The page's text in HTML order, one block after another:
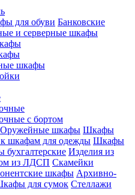
для обуви Банковские
и серверные шкафы
шкафы
с бортом
Оружейные шкафы Шкафы
шкафам для одежды Шкафы
Изделия из
из ЛДСП Скамейки
шкафы Архивно-
для сумок Стеллажи